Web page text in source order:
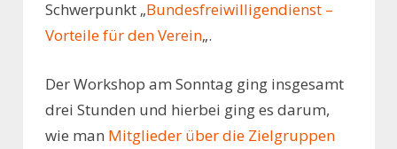
Schwerpunkt „Bundesfreiwilligendienst –
Vorteile für den Verein„.
Der Workshop am Sonntag ging insgesamt
drei Stunden und hierbei ging es darum,
wie man Mitglieder über die Zielgruppen